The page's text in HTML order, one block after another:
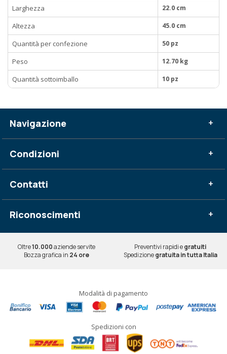
Larghezza
22.0 cm
Altezza 45.0 cm
Quantità per confezione 50 pz
Peso 12.70 kg
Quantità sottoimballo 10 pz
Navigazione +
Condizioni +
Contatti +
Riconoscimenti +
Oltre10.000aziende servite Preventivi rapidi egratuiti
Bozza grafica in 24 ore Spedizionegratuita in tutta Italia
Modalità di pagamento
Spedizioni con